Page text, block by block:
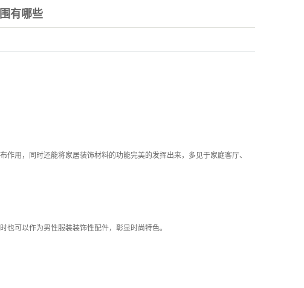
有哪些
用，同时还能将家居装饰材料的功能完美的发挥出来，多见于家庭客厅、
可以作为男性服装装饰性配件，彰显时尚特色。